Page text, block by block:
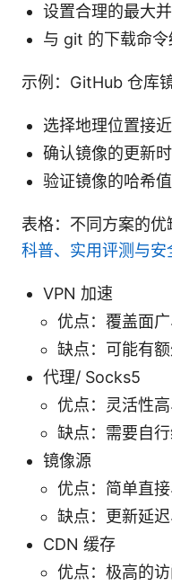
设置合理的最大
与 git 的下载命
示例：GitHub 仓库
选择地理位置接
确认镜像的更新
验证镜像的哈希
表格：不同方案的优
科普、实用评测与
VPN 加速
优点：覆盖面
缺点：可能有
代理/ Socks5
优点：灵活性
缺点：需要自
镜像源
优点：简单直
缺点：更新延
CDN 缓存
优点：极高的